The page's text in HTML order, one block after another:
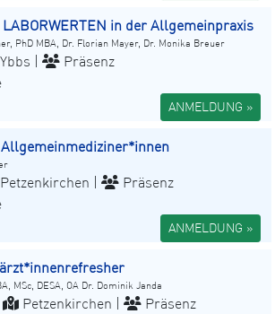
in der Allgemeinpraxis
PhD MBA, Dr. Florian Mayer, Dr. Monika Breuer
Ybbs |
Präsenz
ANMELDUNG »
Allgemeinmediziner*innen
Petzenkirchen |
Präsenz
ANMELDUNG »
MSc, DESA, OA Dr. Dominik Janda
Petzenkirchen | Präsenz